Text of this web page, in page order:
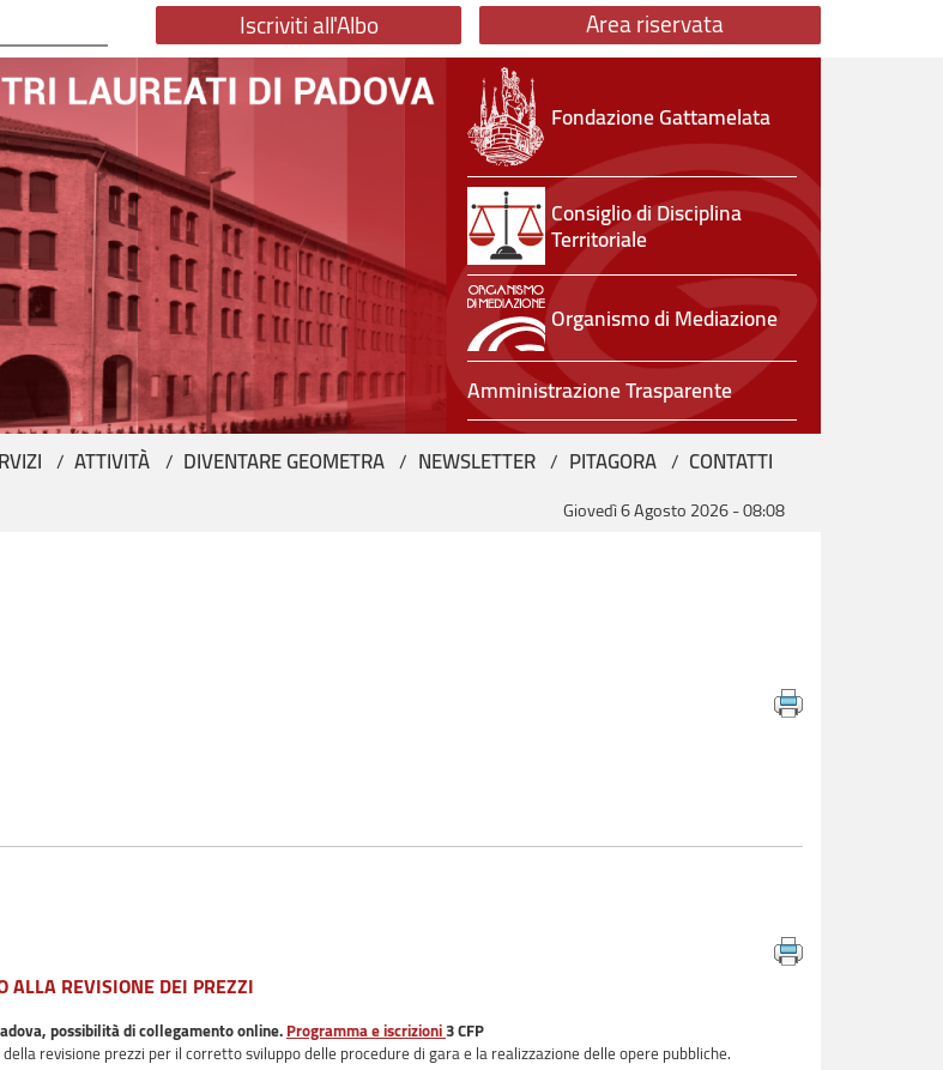
Iscriviti all'Albo Area riservata
Fondazione Gattamelata
Consiglio di Disciplina
Territoriale
Organismo di Mediazione
Amministrazione Trasparente
ATTIVITÀ DIVENTARE GEOMETRA NEWSLETTER PITAGORA CONTATTI
Giovedì 6 Agosto 2026-08:08
ALLA REVISIONE DEI PREZZI
possibilità di collegamento online.Programma e iscrizioni3 CFP
revisione prezzi per il corretto sviluppo delle procedure di gara e la realizzazione delle opere pubbliche.